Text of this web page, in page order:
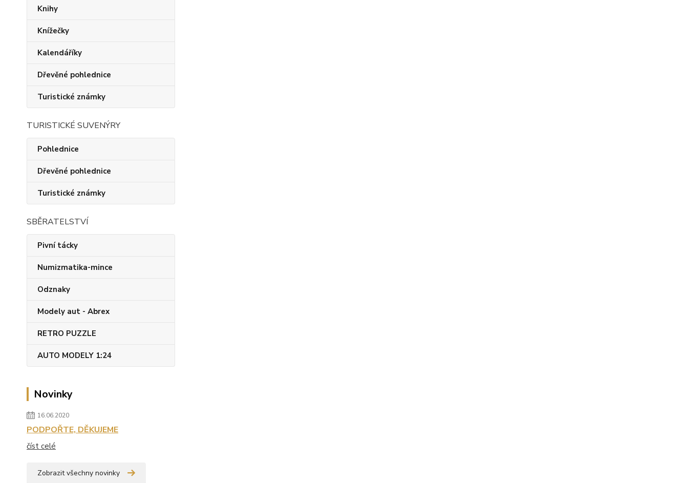
Knihy
Knížečky
Kalendáříky
Dřevěné pohlednice
Turistické známky
TURISTICKÉ SUVENÝRY
Pohlednice
Dřevěné pohlednice
Turistické známky
SBĚRATELSTVÍ
Pivní tácky
Numizmatika-mince
Odznaky
Modely aut - Abrex
RETRO PUZZLE
AUTO MODELY 1:24
Novinky
16.06.2020
PODPOŘTE, DĚKUJEME
číst celé
Zobrazit všechny novinky